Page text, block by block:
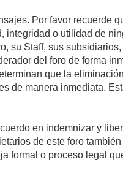
Por favor recuerde
integridad o utilidad de
su Staff, sus
del foro de forma
que la
de manera inmediata.
en indemnizar y
de este foro
formal o proceso legal